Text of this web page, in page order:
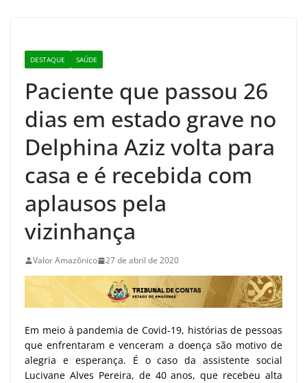
DESTAQUE SAÚDE
Paciente que passou 26
dias em estado grave no
Delphina Aziz volta para
casa e é recebida com
aplausos pela
vizinhança
Valor Amazônico 27 de abril de 2020
Em meio à pandemia de Covid-19, histórias de pessoas
que enfrentaram e venceram a doença são motivo de
alegria e esperança. É o caso da assistente social
Lucivane Alves Pereira, de 40 anos, que recebeu alta